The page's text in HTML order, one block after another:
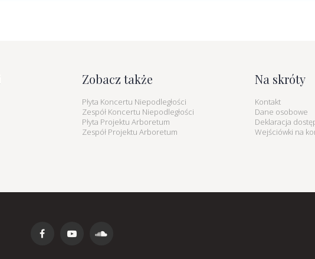
Zobacz także
Płyta Koncertu Niepodległości
Zespół Koncertu Niepodległości
Płyta Projektu Arboretum
Zespół Projektu Arboretum
Na skróty
Kontakt
Dane osobowe
Deklaracja
Wejściówki na